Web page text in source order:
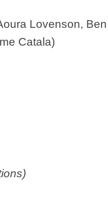
Lovenson,
Catala)